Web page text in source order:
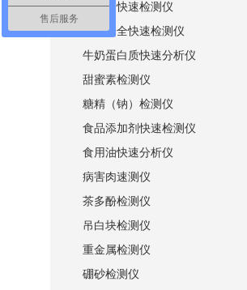
地沟油快速检测仪
筷子安全快速检测仪
牛奶蛋白质快速分析仪
甜蜜素检测仪
糖精（钠）检测仪
食品添加剂快速检测仪
食用油快速分析仪
病害肉速测仪
茶多酚检测仪
吊白块检测仪
重金属检测仪
硼砂检测仪
售后服务